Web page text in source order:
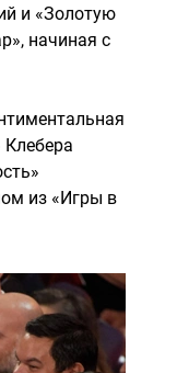
и «Золотую
начиная с
Клебера
из «Игры в